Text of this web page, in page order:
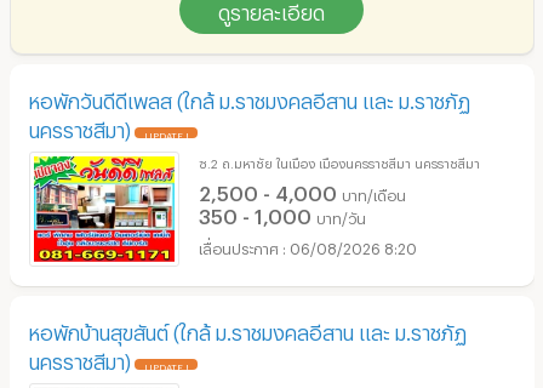
ดูรายละเอียด
หอพักวันดีดีเพลส (ใกล้ ม.ราชมงคลอีสาน และ ม.ราชภัฏ
นครราชสีมา)
UPDATE !
ซ.2 ถ.มหาชัย ในเมือง เมืองนครราชสีมา นครราชสีมา
2,500 - 4,000 บาท/เดือน
350 - 1,000 บาท/วัน
06/08/2026 8:20
หอพักบ้านสุขสันต์ (ใกล้ ม.ราชมงคลอีสาน และ ม.ราชภัฏ
นครราชสีมา)
UPDATE !